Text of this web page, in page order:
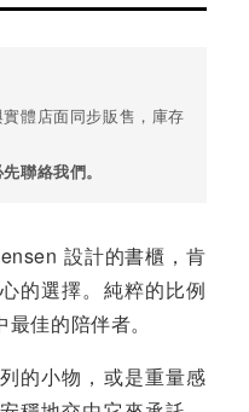
體店面同步販售，庫存
聯絡我們。
設計的書櫃，肯
的選擇。純粹的比例
佳的陪伴者。
的小物，或是重量感